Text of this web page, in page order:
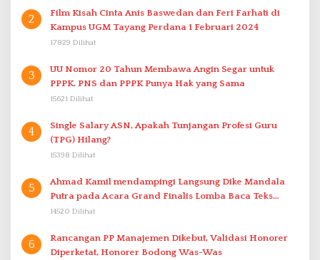
2
Film Kisah Cinta Anis Baswedan dan Feri Farhati di
Kampus UGM Tayang Perdana 1 Februari 2024
17829 Dilihat
3
UU Nomor 20 Tahun Membawa Angin Segar untuk
PPPK. PNS dan PPPK Punya Hak yang Sama
15621 Dilihat
4
Single Salary ASN, Apakah Tunjangan Profesi Guru
(TPG) Hilang?
15398 Dilihat
5
Ahmad Kamil mendampingi Langsung Dike Mandala
Putra pada Acara Grand Finalis Lomba Baca Teks
Proklamasi Mirip Bung Karno di Bali
14520 Dilihat
6
Rancangan PP Manajemen Dikebut, Validasi Honorer
Diperketat, Honorer Bodong Was-Was